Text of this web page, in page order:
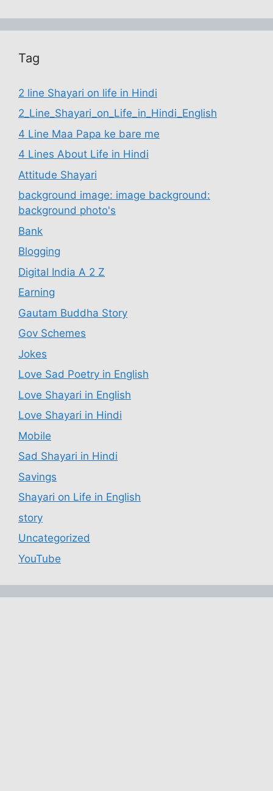
Tag
2 line Shayari on life in Hindi
2_Line_Shayari_on_Life_in_Hindi_English
4 Line Maa Papa ke bare me
4 Lines About Life in Hindi
Attitude Shayari
background image: image background:
background photo's
Bank
Blogging
Digital India A 2 Z
Earning
Gautam Buddha Story
Gov Schemes
Jokes
Love Sad Poetry in English
Love Shayari in English
Love Shayari in Hindi
Mobile
Sad Shayari in Hindi
Savings
Shayari on Life in English
story
Uncategorized
YouTube